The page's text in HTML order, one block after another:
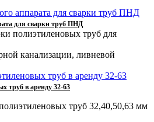
для сварки труб ПНД
полиэтиленовых труб для
канализации, ливневой
труб в аренду 32-63
труб 32,40,50,63 мм